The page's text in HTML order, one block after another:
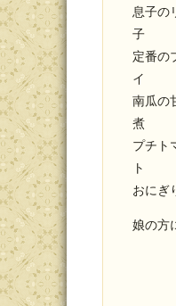
息子の
定番の
南瓜の
プチト
おにぎ
娘の方